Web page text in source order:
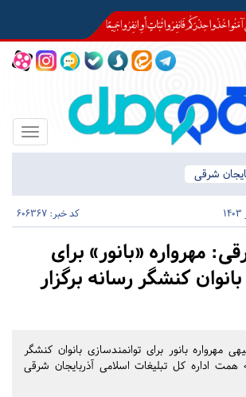
Toggle
شرقی
کد خبر: 606367
مهرواره «بانور» برای
کنشگر رسانه برگزار
مهرواره بانور برای توانمندسازی بانوان کنشگر
همت اداره کل تبلیغات اسلامی آذربایجان شرقی